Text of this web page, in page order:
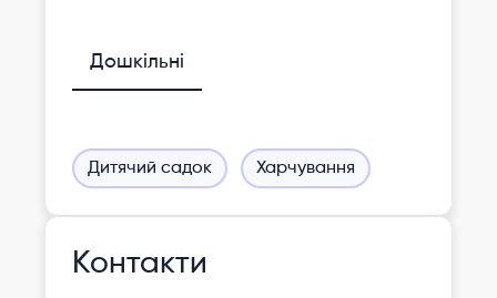
Дошкільні
Дитячий садок Харчування
Контакти